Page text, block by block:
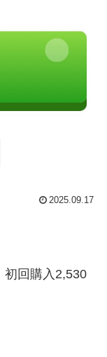
2025.09.17
回購入2,530